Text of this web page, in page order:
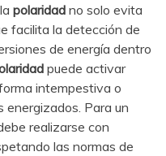
polaridad no solo evita
facilita la detección de
de energía dentro
puede activar
intempestiva o
energizados. Para un
realizarse con
las normas de